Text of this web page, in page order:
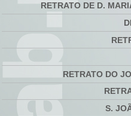
RETRATO DE D.
RETRATO DO
S.